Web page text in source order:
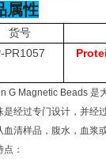
属性
货号
PR1057
G Magnetic Beads 是
是经过专门设计，并经
血清样品，腹水，血浆
点：